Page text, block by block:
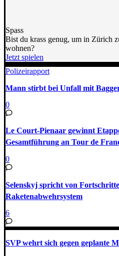
Spass
Bist du krass genug, um in Zürich
wohnen?
Jetzt spielen
Polizeirapport
Mann stirbt bei Unfall mit
0
Le Court-Pienaar gewinnt
Gesamtführung an Tour de
0
Selenskyj spricht von
Raketenabwehrsystem
6
SVP wehrt sich gegen geplante